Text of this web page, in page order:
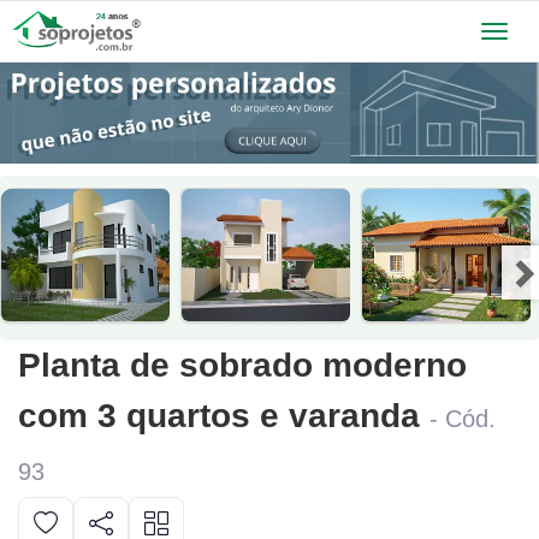
Planta de sobrado moderno
com 3 quartos e varanda - Cód.
93